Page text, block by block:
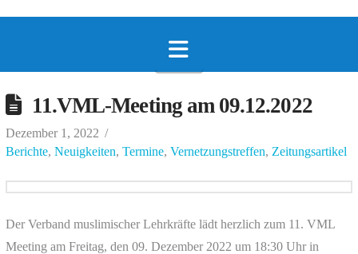
Navigation
11.VML-Meeting am 09.12.2022
Dezember 1, 2022
Berichte, Neuigkeiten, Termine, Vernetzungstreffen, Zeitungsartikel
Der Verband muslimischer Lehrkräfte lädt herzlich zum 11. VML
Meeting am Freitag, den 09. Dezember 2022 um 18:30 Uhr in